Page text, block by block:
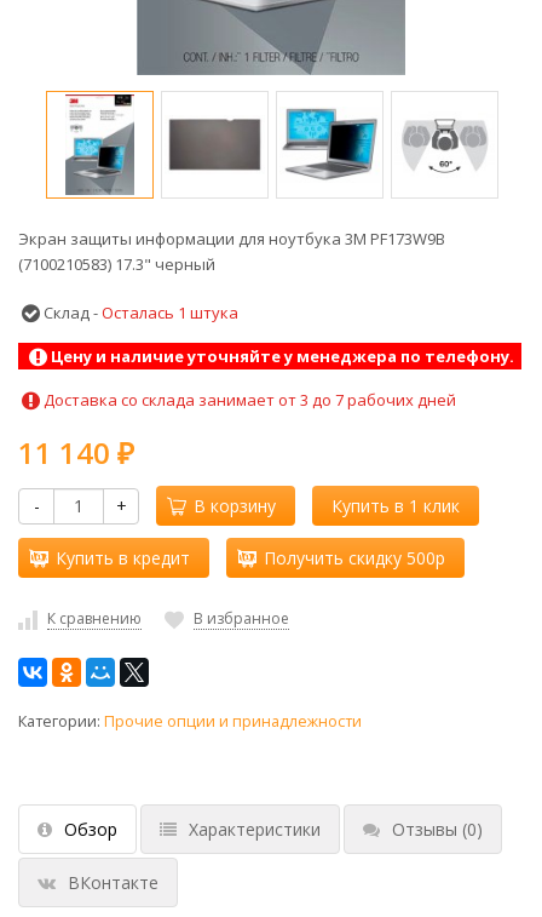
Экран защиты информации для ноутбука 3M PF173W9B
(7100210583) 17.3" черный
Склад -Осталась 1 штука
Цену и наличие уточняйте у менеджера по телефону.
Доставка со склада занимает от 3 до 7 рабочих дней
11 140 ₽
- + В корзину Купить в 1 клик
Купить в кредит Получить скидку 500р
К сравнению В избранное
Категории: Прочие опции и принадлежности
Обзор Характеристики Отзывы (0)
ВКонтакте